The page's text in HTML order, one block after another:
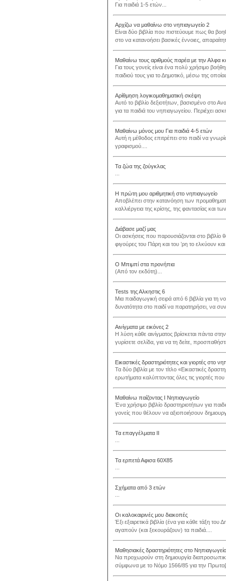
Για παιδιά 1-5 ετών...
Αρχίζω να μαθαίνω στο νηπιαγωγείο 2
Είναι δύο βιβλία που πιστεύουμε πως θα
στο να κατανοήσει βασικές έννοιες,
Μαθαίνω τους αριθμούς παρέα με την Αλφα
Για τους γονείς είναι ένα πολύ χρήσιμο
παιδιού τους για το Δημοτικό, μέσω της
Αρίθμηση λογικομαθηματική σκέψη
Αυτό το βιβλίο δεξιοτήτων, βασισμένο στο
για τα παιδιά του νηπιαγωγείου. Περιέχει
Μαθαίνω μόνος μου Για παιδιά 4-5 ετών
Αυτή η μέθοδος επιτρέπει στο παιδί να
γραφισμού....
Τα ζώα της ζούγκλας
Η πρώτη μου αριθμητική στο νηπιαγωγείο
Αποβλέπει στην κατανόηση των
καλλιέργεια της κρίσης, της φαντασίας και
Διάβασε μαζί μας
Οι ασκήσεις που παρουσιάζονται στο βιβλίο
φιγούρες του Πάρη και του ’ρη το ελκύουν
Ο Mπιμπί στα προνήπια
(Από τον εκδότη)...
Tests της Αλκηστις 6
Μια παιδαγωγική σειρά από 6 βιβλία για τη
δυνατότητα στο παιδί να παρατηρήσει, να
Αινίγματα με εικόνες 2
Η λύση κάθε αινίγματος βρίσκεται πάντα
γυρίσετε σελίδα, για να τη δείτε,
Εικαστικές δραστηριότητες και γιορτές στο
Τα δύο βιβλία με τον τίτλο «Εικαστικές
ερωτήματα καλύπτοντας όλες τις γιορτές
Μαθαίνω παίζοντας Ι Νηπιαγωγείο
Ένα χρήσιμο βιβλίο δραστηριοτήτων για
γονείς που θέλουν να αξιοποιήσουν
Τα επαγγέλματα ΙΙ
Τα ερπετά Αφισα 60Χ85
Σχήματα από 3 ετών
Οι καλοκαιρινές μου διακοπές
Έξι εξαιρετικά βιβλία (ένα για κάθε τάξη του
αγαπούν (και ξεκουράζουν) τα παιδιά....
Μαθησιακές δραστηριότητες στο Νηπιαγωγείο
Να προχωρούν στη δημιουργία
σύμφωνα με το Νόμο 1566/85 για την